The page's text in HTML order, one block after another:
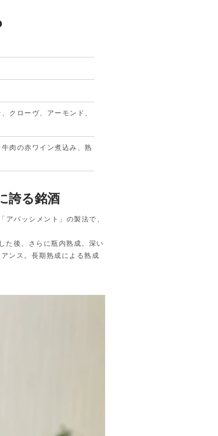
クローヴ、アーモンド、
肉の赤ワイン煮込み、熟
誇る銘酒
パッシメント」の製法で、
た後、さらに瓶内熟成。深い
ンス。長期熟成による熟成